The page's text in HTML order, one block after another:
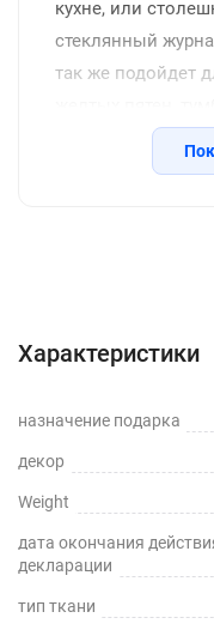
кухне, или
стеклянный
так же подойдет
защитит
как подрезать в
выбрать любой
подрезать.
материал
сразу после
Характеристики
назначение подарка
декор
Weight
дата окончания
декларации
тип ткани